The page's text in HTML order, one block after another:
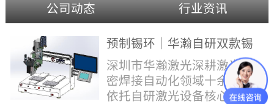
公司动态 行业资讯
预制锡环｜华瀚自研双款锡
环机，实现焊点标准化量产
深圳市华瀚激光深耕激光精
密焊接自动化领域十余年，
依托自研激光设备核心技